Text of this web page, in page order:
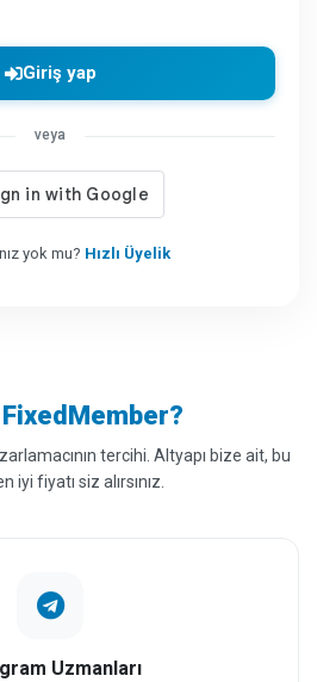
Giriş yap
veya
yok mu? Hızlı Üyelik
FixedMember?
tercihi. Altyapı bize ait, bu
iyi fiyatı siz alırsınız.
Uzmanları